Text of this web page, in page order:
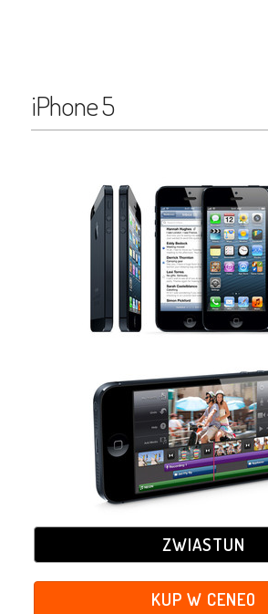
iPhone 5
ZWIASTUN
KUP W CENEO